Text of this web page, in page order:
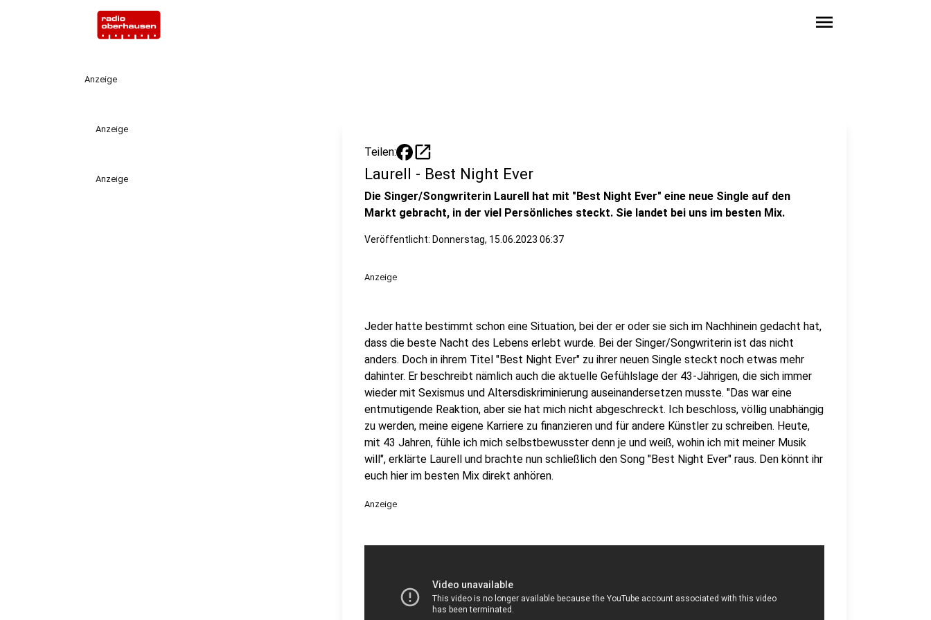
menu
Anzeige
Anzeige
Anzeige
Teilen: open_in_new
Laurell - Best Night Ever
Die Singer/Songwriterin Laurell hat mit "Best Night Ever" eine neue Single auf den
Markt gebracht, in der viel Persönliches steckt. Sie landet bei uns im besten Mix.
Veröffentlicht: Donnerstag, 15.06.2023 06:37
Anzeige
Jeder hatte bestimmt schon eine Situation, bei der er oder sie sich im Nachhinein gedacht hat,
dass die beste Nacht des Lebens erlebt wurde. Bei der Singer/Songwriterin ist das nicht
anders. Doch in ihrem Titel "Best Night Ever" zu ihrer neuen Single steckt noch etwas mehr
dahinter. Er beschreibt nämlich auch die aktuelle Gefühlslage der 43-Jährigen, die sich immer
wieder mit Sexismus und Altersdiskriminierung auseinandersetzen musste. "Das war eine
entmutigende Reaktion, aber sie hat mich nicht abgeschreckt. Ich beschloss, völlig unabhängig
zu werden, meine eigene Karriere zu finanzieren und für andere Künstler zu schreiben. Heute,
mit 43 Jahren, fühle ich mich selbstbewusster denn je und weiß, wohin ich mit meiner Musik
will", erklärte Laurell und brachte nun schließlich den Song "Best Night Ever" raus. Den könnt ihr
euch hier im besten Mix direkt anhören.
Anzeige